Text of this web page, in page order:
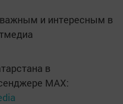
и интересным в
в
MАХ: